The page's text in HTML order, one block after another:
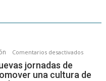
Comentarios desactivadosen
Salud
jornadas de
una cultura de